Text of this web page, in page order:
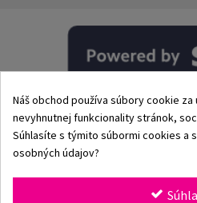
© 2002–2026 Origami-Bikini
Náš obchod používa súbory cookie
nevyhnutnej funkcionality stránok,
Súhlasíte s týmito súbormi cookies a
osobných údajov?